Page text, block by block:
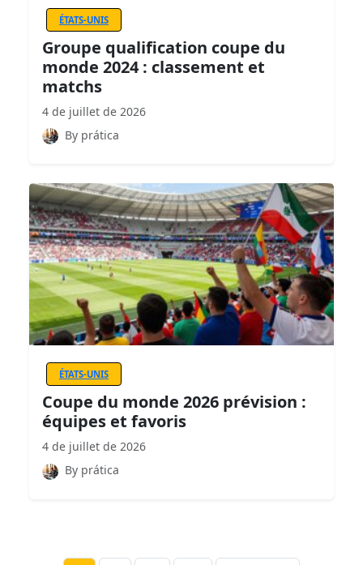
ÉTATS-UNIS
Groupe qualification coupe du
monde 2024 : classement et
matchs
4 de juillet de 2026
By prática
ÉTATS-UNIS
Coupe du monde 2026 prévision :
équipes et favoris
4 de juillet de 2026
By prática